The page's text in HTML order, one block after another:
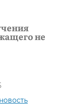
не